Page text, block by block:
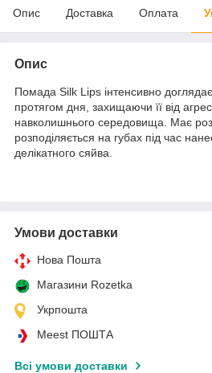
Опис Доставка Оплата
Опис
Помада Silk Lips інтенсивно
протягом дня, захищаючи її від
навколишнього середовища. Має
розподіляється на губах під час
делікатного сяйва.
Умови доставки
Нова Пошта
Магазини Rozetka
Укрпошта
Meest ПОШТА
Всі умови доставки